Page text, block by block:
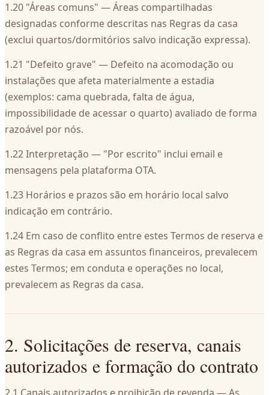
1.20 "Áreas comuns" — Áreas compartilhadas
designadas conforme descritas nas Regras da casa
(exclui quartos/dormitórios salvo indicação expressa).
1.21 "Defeito grave" — Defeito na acomodação ou
instalações que afeta materialmente a estadia
(exemplos: cama quebrada, falta de água,
impossibilidade de acessar o quarto) avaliado de forma
razoável por nós.
1.22 Interpretação — "Por escrito" inclui email e
mensagens pela plataforma OTA.
1.23 Horários e prazos são em horário local salvo
indicação em contrário.
1.24 Em caso de conflito entre estes Termos de reserva e
as Regras da casa em assuntos financeiros, prevalecem
estes Termos; em conduta e operações no local,
prevalecem as Regras da casa.
2. Solicitações de reserva, canais
autorizados e formação do contrato